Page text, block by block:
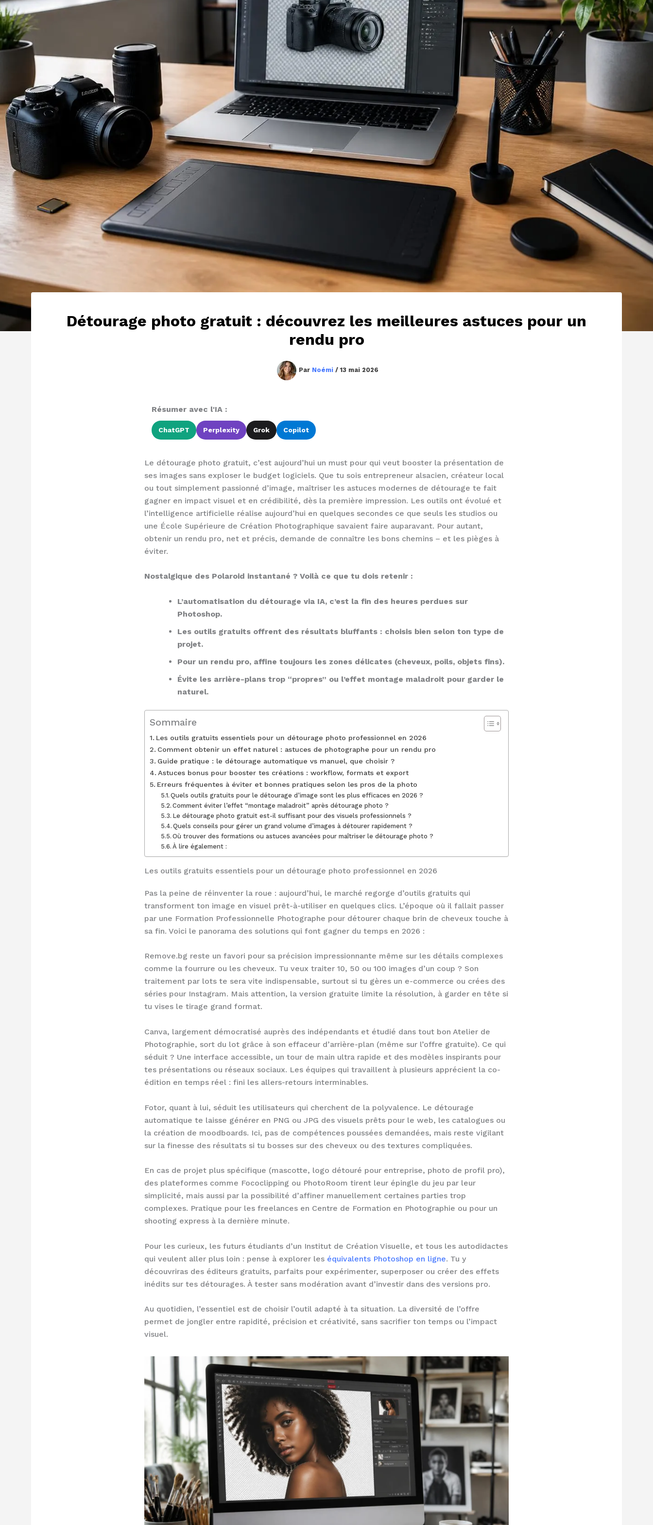
Détourage photo gratuit : découvrez les meilleures astuces pour un
rendu pro
Par Noémi /13 mai 2026
Résumer avec l'IA :
ChatGPT Perplexity Grok Copilot
Le détourage photo gratuit, c’est aujourd’hui un must pour qui veut booster la présentation de
ses images sans exploser le budget logiciels. Que tu sois entrepreneur alsacien, créateur local
ou tout simplement passionné d’image, maîtriser les astuces modernes de détourage te fait
gagner en impact visuel et en crédibilité, dès la première impression. Les outils ont évolué et
l’intelligence artificielle réalise aujourd’hui en quelques secondes ce que seuls les studios ou
une École Supérieure de Création Photographique savaient faire auparavant. Pour autant,
obtenir un rendu pro, net et précis, demande de connaître les bons chemins – et les pièges à
éviter.
Nostalgique des Polaroid instantané ? Voilà ce que tu dois retenir :
L’automatisation du détourage via IA, c’est la fin des heures perdues sur
Photoshop.
Les outils gratuits offrent des résultats bluffants : choisis bien selon ton type de
projet.
Pour un rendu pro, affine toujours les zones délicates (cheveux, poils, objets fins).
Évite les arrière-plans trop “propres” ou l’effet montage maladroit pour garder le
naturel.
Sommaire
Les outils gratuits essentiels pour un détourage photo professionnel en 2026
Comment obtenir un effet naturel : astuces de photographe pour un rendu pro
Guide pratique : le détourage automatique vs manuel, que choisir ?
Astuces bonus pour booster tes créations : workflow, formats et export
Erreurs fréquentes à éviter et bonnes pratiques selon les pros de la photo
Quels outils gratuits pour le détourage d’image sont les plus efficaces en 2026 ?
Comment éviter l’effet “montage maladroit” après détourage photo ?
Le détourage photo gratuit est-il suffisant pour des visuels professionnels ?
Quels conseils pour gérer un grand volume d’images à détourer rapidement ?
Où trouver des formations ou astuces avancées pour maîtriser le détourage photo ?
À lire également :
Les outils gratuits essentiels pour un détourage photo professionnel en 2026
Pas la peine de réinventer la roue : aujourd’hui, le marché regorge d’outils gratuits qui
transforment ton image en visuel prêt-à-utiliser en quelques clics. L’époque où il fallait passer
par une Formation Professionnelle Photographe pour détourer chaque brin de cheveux touche à
sa fin. Voici le panorama des solutions qui font gagner du temps en 2026 :
Remove.bg reste un favori pour sa précision impressionnante même sur les détails complexes
comme la fourrure ou les cheveux. Tu veux traiter 10, 50 ou 100 images d’un coup ? Son
traitement par lots te sera vite indispensable, surtout si tu gères un e-commerce ou crées des
séries pour Instagram. Mais attention, la version gratuite limite la résolution, à garder en tête si
tu vises le tirage grand format.
Canva, largement démocratisé auprès des indépendants et étudié dans tout bon Atelier de
Photographie, sort du lot grâce à son effaceur d’arrière-plan (même sur l’offre gratuite). Ce qui
séduit ? Une interface accessible, un tour de main ultra rapide et des modèles inspirants pour
tes présentations ou réseaux sociaux. Les équipes qui travaillent à plusieurs apprécient la co-
édition en temps réel : fini les allers-retours interminables.
Fotor, quant à lui, séduit les utilisateurs qui cherchent de la polyvalence. Le détourage
automatique te laisse générer en PNG ou JPG des visuels prêts pour le web, les catalogues ou
la création de moodboards. Ici, pas de compétences poussées demandées, mais reste vigilant
sur la finesse des résultats si tu bosses sur des cheveux ou des textures compliquées.
En cas de projet plus spécifique (mascotte, logo détouré pour entreprise, photo de profil pro),
des plateformes comme Fococlipping ou PhotoRoom tirent leur épingle du jeu par leur
simplicité, mais aussi par la possibilité d’affiner manuellement certaines parties trop
complexes. Pratique pour les freelances en Centre de Formation en Photographie ou pour un
shooting express à la dernière minute.
Pour les curieux, les futurs étudiants d’un Institut de Création Visuelle, et tous les autodidactes
qui veulent aller plus loin : pense à explorer les équivalents Photoshop en ligne. Tu y
découvriras des éditeurs gratuits, parfaits pour expérimenter, superposer ou créer des effets
inédits sur tes détourages. À tester sans modération avant d’investir dans des versions pro.
Au quotidien, l’essentiel est de choisir l’outil adapté à ta situation. La diversité de l’offre
permet de jongler entre rapidité, précision et créativité, sans sacrifier ton temps ou l’impact
visuel.